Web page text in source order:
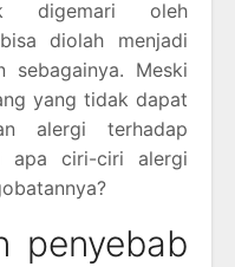
digemari oleh
diolah menjadi
sebagainya. Meski
yang tidak dapat
alergi terhadap
apa ciri-ciri alergi
penyebab